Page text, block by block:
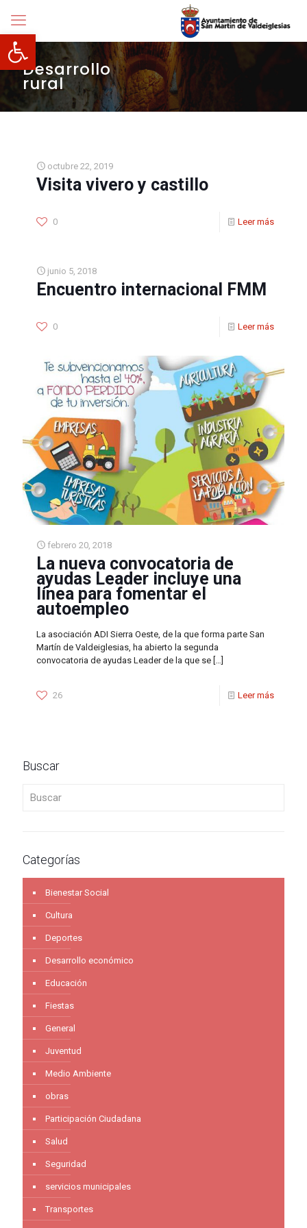
Abrir barra de herramientas
Desarrollo
rural
octubre 22, 2019
Visita vivero y castillo
0 Leer más
junio 5, 2018
Encuentro internacional FMM
0 Leer más
febrero 20, 2018
La nueva convocatoria de
ayudas Leader incluye una
línea para fomentar el
autoempleo
La asociación ADI Sierra Oeste, de la que forma parte San
Martín de Valdeiglesias, ha abierto la segunda
convocatoria de ayudas Leader de la que se […]
26 Leer más
Buscar
Categorías
Bienestar Social
Cultura
Deportes
Desarrollo económico
Educación
Fiestas
General
Juventud
Medio Ambiente
obras
Participación Ciudadana
Salud
Seguridad
servicios municipales
Transportes